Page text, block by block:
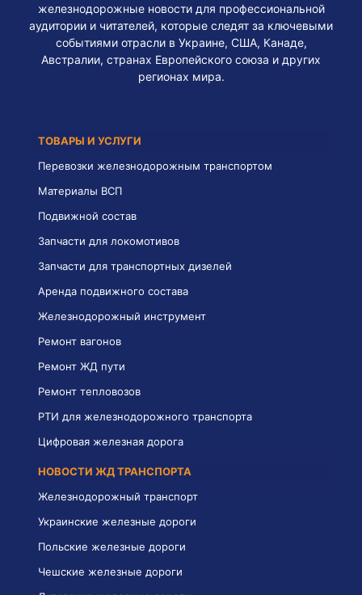
железнодорожные новости для профессиональной
аудитории и читателей, которые следят за ключевыми
событиями отрасли в Украине, США, Канаде,
Австралии, странах Европейского союза и других
регионах мира.
ТОВАРЫ И УСЛУГИ
Перевозки железнодорожным транспортом
Материалы ВСП
Подвижной состав
Запчасти для локомотивов
Запчасти для транспортных дизелей
Аренда подвижного состава
Железнодорожный инструмент
Ремонт вагонов
Ремонт ЖД пути
Ремонт тепловозов
РТИ для железнодорожного транспорта
Цифровая железная дорога
НОВОСТИ ЖД ТРАНСПОРТА
Железнодорожный транспорт
Украинские железные дороги
Польские железные дороги
Чешские железные дороги